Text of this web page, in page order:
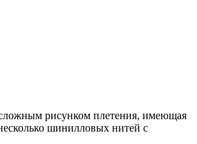
рисунком плетения, имеющая
шинилловых нитей с